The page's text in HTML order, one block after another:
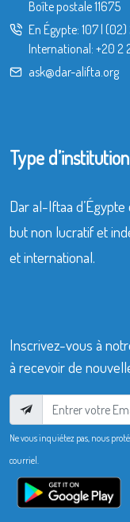
Boîte postale 11675
En Égypte: 107| (02)
International: +20 2
ask@dar-alifta.org
Type d’institution
Dar al-Iftaa
but non lucratif et
et international.
Inscrivez-vous à
à recevoir de
Ne vous inquiétez pas, nous
courriel.